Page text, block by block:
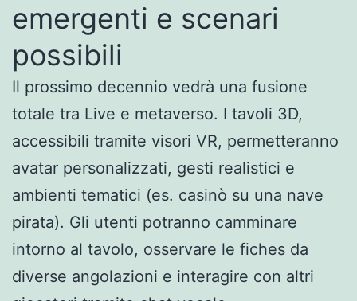
emergenti e scenari
possibili
Il prossimo decennio vedrà una fusione
totale tra Live e metaverso. I tavoli 3D,
accessibili tramite visori VR, permetteranno
avatar personalizzati, gesti realistici e
ambienti tematici (es. casinò su una nave
pirata). Gli utenti potranno camminare
intorno al tavolo, osservare le fiches da
diverse angolazioni e interagire con altri